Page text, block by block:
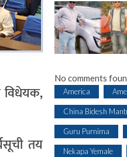
विधेयक,
तय
No comments
America
China Bidesh
Guru Purnima
Nekapa Yemale